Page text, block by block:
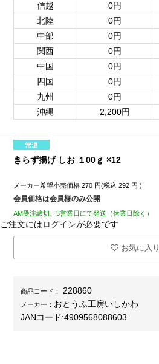
信越
0円
北陸
0円
中部
0円
関西
0円
中国
0円
四国
0円
九州
0円
沖縄
2,200円
きらず揚げ しお １00ｇ ×12
メーカー希望小売価格 270 円(税込292 円 )
会員価格は会員様のみ公開
AM受注締切、3営業日にて発送（休業日除く）
ご注文にはログインが必要です
お気に入り
商品コード： 228860
メーカー： おとうふ工房いしかわ
JANコード:4909568088603